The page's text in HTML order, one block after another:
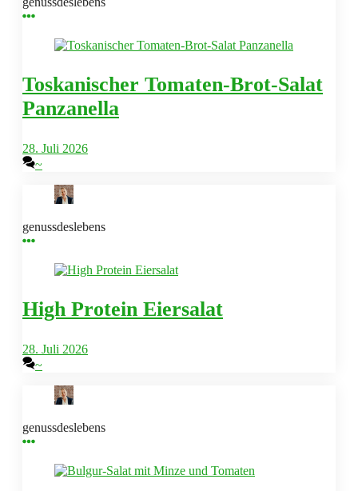
Toskanischer Tomaten-Brot-Salat
Panzanella
28. Juli 2026
~
genussdeslebens
High Protein Eiersalat
28. Juli 2026
~
genussdeslebens